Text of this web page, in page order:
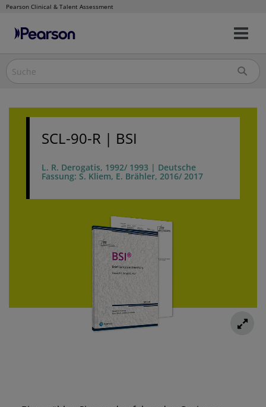
Pearson Clinical & Talent Assessment
Direkt
Inhalt
SCL-90-R | BSI
L. R. Derogatis, 1992/ 1993 | Deutsche
Fassung: S. Kliem, E. Brähler, 2016/ 2017